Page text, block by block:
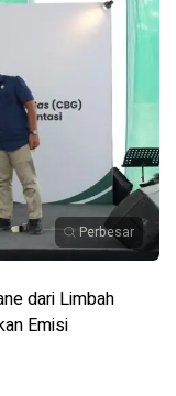
Perbesar
dari Limbah
Emisi